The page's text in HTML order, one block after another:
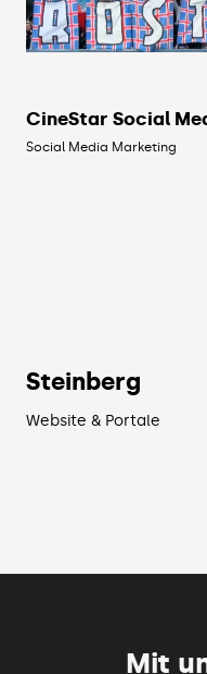
CineStar Social
Social Media Marketing
Steinberg
Website & Portale
Mit